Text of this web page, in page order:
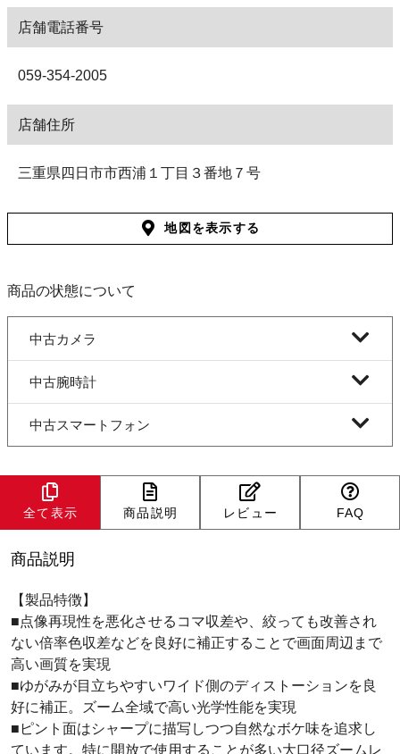
店舗電話番号
059-354-2005
店舗住所
三重県四日市市西浦１丁目３番地７号
地図を表示する
商品の状態について
中古カメラ
中古腕時計
中古スマートフォン
全て表示 商品説明 レビュー FAQ
商品説明
【製品特徴】
■点像再現性を悪化させるコマ収差や、絞っても改善され
ない倍率色収差などを良好に補正することで画面周辺まで
高い画質を実現
■ゆがみが目立ちやすいワイド側のディストーションを良
好に補正。ズーム全域で高い光学性能を実現
■ピント面はシャープに描写しつつ自然なボケ味を追求し
ています。特に開放で使用することが多い大口径ズームレ